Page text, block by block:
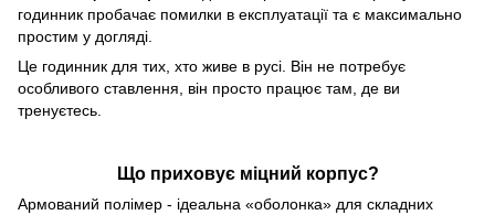
годинник пробачає помилки в експлуатації та є максимально
простим у догляді.
Це годинник для тих, хто живе в русі. Він не потребує
особливого ставлення, він просто працює там, де ви
тренуєтесь.
Що приховує міцний корпус?
Армований полімер - ідеальна «оболонка» для складних